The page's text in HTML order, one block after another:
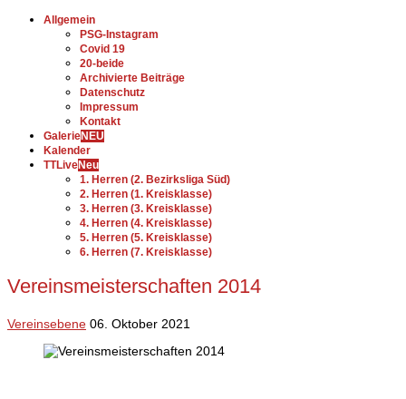
Allgemein
PSG-Instagram
Covid 19
20-beide
Archivierte Beiträge
Datenschutz
Impressum
Kontakt
GalerieNEU
Kalender
TTLiveNeu
1. Herren (2. Bezirksliga Süd)
2. Herren (1. Kreisklasse)
3. Herren (3. Kreisklasse)
4. Herren (4. Kreisklasse)
5. Herren (5. Kreisklasse)
6. Herren (7. Kreisklasse)
Vereinsmeisterschaften 2014
Vereinsebene 06. Oktober 2021